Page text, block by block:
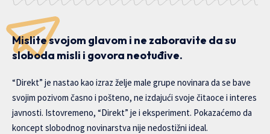
Mislite svojom glavom i ne zaboravite da su
sloboda misli i govora neotuđive.
“Direkt” je nastao kao izraz želje male grupe novinara da se bave
svojim pozivom časno i pošteno, ne izdajući svoje čitaoce i interes
javnosti. Istovremeno, “Direkt” je i eksperiment. Pokazaćemo da
koncept slobodnog novinarstva nije nedostižni ideal.